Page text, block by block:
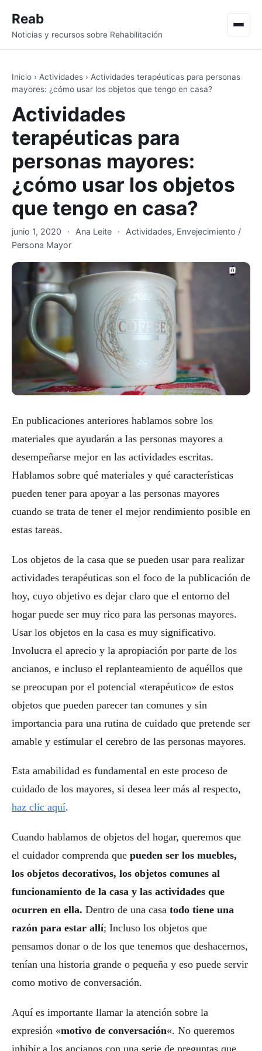
Reab
Noticias y recursos sobre Rehabilitación
Inicio › Actividades › Actividades terapéuticas para personas
mayores: ¿cómo usar los objetos que tengo en casa?
Actividades
terapéuticas para
personas mayores:
¿cómo usar los objetos
que tengo en casa?
junio 1, 2020 · Ana Leite · Actividades, Envejecimiento /
Persona Mayor
En publicaciones anteriores hablamos sobre los
materiales que ayudarán a las personas mayores a
desempeñarse mejor en las actividades escritas.
Hablamos sobre qué materiales y qué características
pueden tener para apoyar a las personas mayores
cuando se trata de tener el mejor rendimiento posible en
estas tareas.
Los objetos de la casa que se pueden usar para realizar
actividades terapéuticas son el foco de la publicación de
hoy, cuyo objetivo es dejar claro que el entorno del
hogar puede ser muy rico para las personas mayores.
Usar los objetos en la casa es muy significativo.
Involucra el aprecio y la apropiación por parte de los
ancianos, e incluso el replanteamiento de aquéllos que
se preocupan por el potencial «terapéutico» de estos
objetos que pueden parecer tan comunes y sin
importancia para una rutina de cuidado que pretende ser
amable y estimular el cerebro de las personas mayores.
Esta amabilidad es fundamental en este proceso de
cuidado de los mayores, si desea leer más al respecto,
haz clic aquí.
Cuando hablamos de objetos del hogar, queremos que
el cuidador comprenda que pueden ser los muebles,
los objetos decorativos, los objetos comunes al
funcionamiento de la casa y las actividades que
ocurren en ella. Dentro de una casa todo tiene una
razón para estar allí; Incluso los objetos que
pensamos donar o de los que tenemos que deshacernos,
tenían una historia grande o pequeña y eso puede servir
como motivo de conversación.
Aquí es importante llamar la atención sobre la
expresión «motivo de conversación«. No queremos
inhibir a los ancianos con una serie de preguntas que